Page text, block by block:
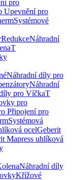
pro
Upevnění pro
Systémové
RedukceNáhradní
T
Náhradní díly pro
Náhradní
pro VíčkaT
pro
Připojení pro
Systémová
ocelGeberit
Mapress uhlíková
Náhradní díly
Křížové